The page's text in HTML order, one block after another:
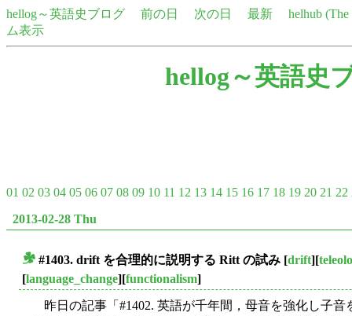
hellog～英語史ブログ 前の日 次の日 最新
helhub
ム表示
hellog～英語史
01 02 03 04 05 06 07 08 09 10 11 12 13 14 15 16 17 18 19 20 21 22
2013-02-28 Thu
#1403. drift を合理的に説明する Ritt の試み [drift][
[language_change][functionalism]
昨日の記事「#1402. 英語が千年間，母音を強化し子音